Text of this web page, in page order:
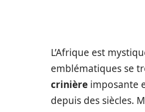
L’Afrique est
emblématiques se
crinière imposante
depuis des siècles.